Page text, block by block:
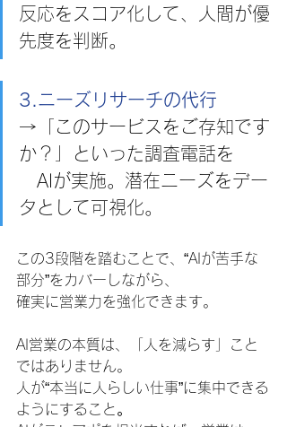
反応をスコア化して、人間が優
先度を判断。
3.ニーズリサーチの代行
→「このサービスをご存知です
か？」といった調査電話を
AIが実施。潜在ニーズをデー
タとして可視化。
この3段階を踏むことで、“AIが苦手な
部分”をカバーしながら、
確実に営業力を強化できます。
AI営業の本質は、「人を減らす」こと
ではありません。
人が“本当に人らしい仕事”に集中できる
ようにすること 。